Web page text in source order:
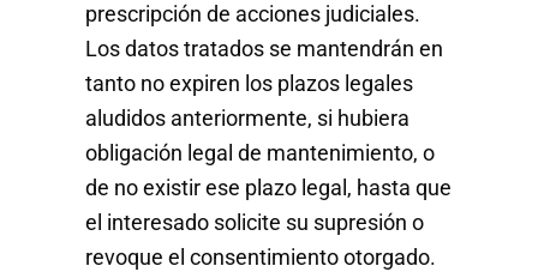
prescripción de acciones judiciales.
Los datos tratados se mantendrán en
tanto no expiren los plazos legales
aludidos anteriormente, si hubiera
obligación legal de mantenimiento, o
de no existir ese plazo legal, hasta que
el interesado solicite su supresión o
revoque el consentimiento otorgado.